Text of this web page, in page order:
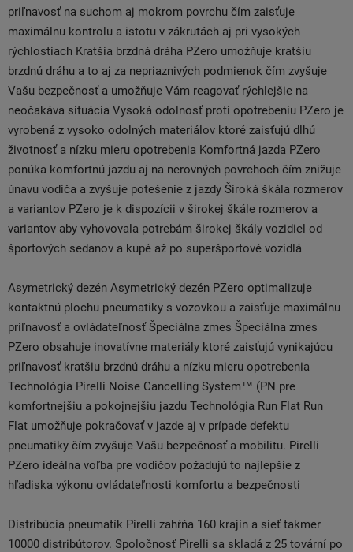
priľnavosť na suchom aj mokrom povrchu čím zaisťuje
maximálnu kontrolu a istotu v zákrutách aj pri vysokých
rýchlostiach Kratšia brzdná dráha PZero umožňuje kratšiu
brzdnú dráhu a to aj za nepriaznivých podmienok čím zvyšuje
Vašu bezpečnosť a umožňuje Vám reagovať rýchlejšie na
neočakáva situácia Vysoká odolnosť proti opotrebeniu PZero je
vyrobená z vysoko odolných materiálov ktoré zaisťujú dlhú
životnosť a nízku mieru opotrebenia Komfortná jazda PZero
ponúka komfortnú jazdu aj na nerovných povrchoch čím znižuje
únavu vodiča a zvyšuje potešenie z jazdy Široká škála rozmerov
a variantov PZero je k dispozícii v širokej škále rozmerov a
variantov aby vyhovovala potrebám širokej škály vozidiel od
športových sedanov a kupé až po superšportové vozidlá
Asymetrický dezén Asymetrický dezén PZero optimalizuje
kontaktnú plochu pneumatiky s vozovkou a zaisťuje maximálnu
priľnavosť a ovládateľnosť Špeciálna zmes Špeciálna zmes
PZero obsahuje inovatívne materiály ktoré zaisťujú vynikajúcu
priľnavosť kratšiu brzdnú dráhu a nízku mieru opotrebenia
Technológia Pirelli Noise Cancelling System™ (PN pre
komfortnejšiu a pokojnejšiu jazdu Technológia Run Flat Run
Flat umožňuje pokračovať v jazde aj v prípade defektu
pneumatiky čím zvyšuje Vašu bezpečnosť a mobilitu. Pirelli
PZero ideálna voľba pre vodičov požadujú to najlepšie z
hľadiska výkonu ovládateľnosti komfortu a bezpečnosti
Distribúcia pneumatík Pirelli zahŕňa 160 krajín a sieť takmer
10000 distribútorov. Spoločnosť Pirelli sa skladá z 25 tovární po